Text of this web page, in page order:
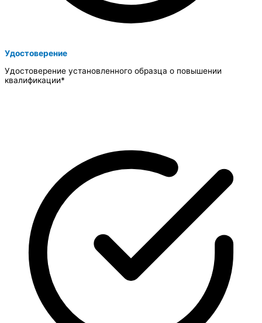
Удостоверение
Удостоверение установленного образца о повышении
квалификации*​​